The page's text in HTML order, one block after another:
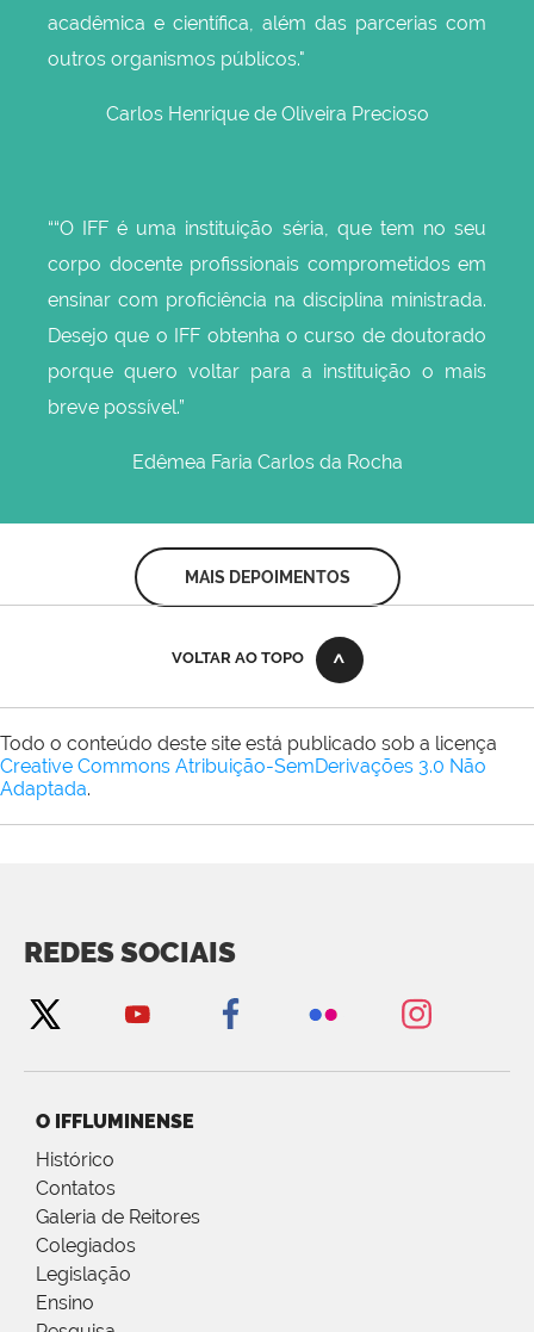
acadêmica e científica, além das parcerias com
outros organismos públicos."
Carlos Henrique de Oliveira Precioso
““O IFF é uma instituição séria, que tem no seu
corpo docente profissionais comprometidos em
ensinar com proficiência na disciplina ministrada.
Desejo que o IFF obtenha o curso de doutorado
porque quero voltar para a instituição o mais
breve possível.”
Edêmea Faria Carlos da Rocha
MAIS DEPOIMENTOS
VOLTAR AO TOPO
Todo o conteúdo deste site está publicado sob a licença
Creative Commons Atribuição-SemDerivações 3.0 Não
Adaptada.
REDES SOCIAIS
O IFFLUMINENSE
Histórico
Contatos
Galeria de Reitores
Colegiados
Legislação
Ensino